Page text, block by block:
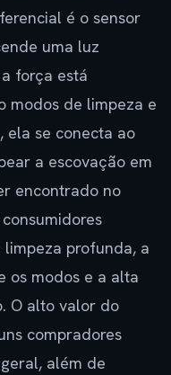
é o sensor
uma luz
força está
modos de limpeza e
ela se conecta ao
a escovação em
encontrado no
profunda, a
os modos e a alta
O alto valor do
compradores
além de